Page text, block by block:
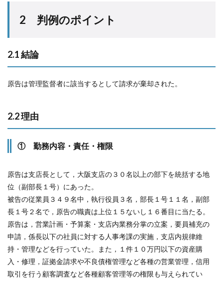
2 判例のポイント
2.1 結論
原告は管理監督者に該当するとして請求が棄却された。
2.2 理由
① 勤務内容・責任・権限
原告は支店長として，大阪支店の３０名以上の部下を統括する地
位（副部長１号）にあった。
被告の従業員３４９名中，執行役員３名，部長１号１１名，副部
長１号２名で，原告の職責は上位１５ないし１６番目に当たる。
原告は，営業計画・予算案・支店内業務分掌の立案，要員補充の
申請，係長以下の社員に対する人事考課の実施，支店内規律維
持・管理などを行っていた。また，１件１０万円以下の資産購
入・修理，証拠金請求や不良債権管理など各種の営業管理，信用
取引を行う顧客調査など各種顧客管理等の権限も与えられてい